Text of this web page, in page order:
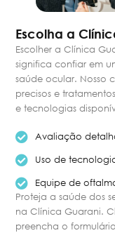
Escolha a
Escolher a Clínica
significa confiar em
saúde ocular. Nosso
precisos e
e tecnologias
Avaliação
Uso de
Equipe de
Proteja a saúde dos
na Clínica Guarani.
preencha o